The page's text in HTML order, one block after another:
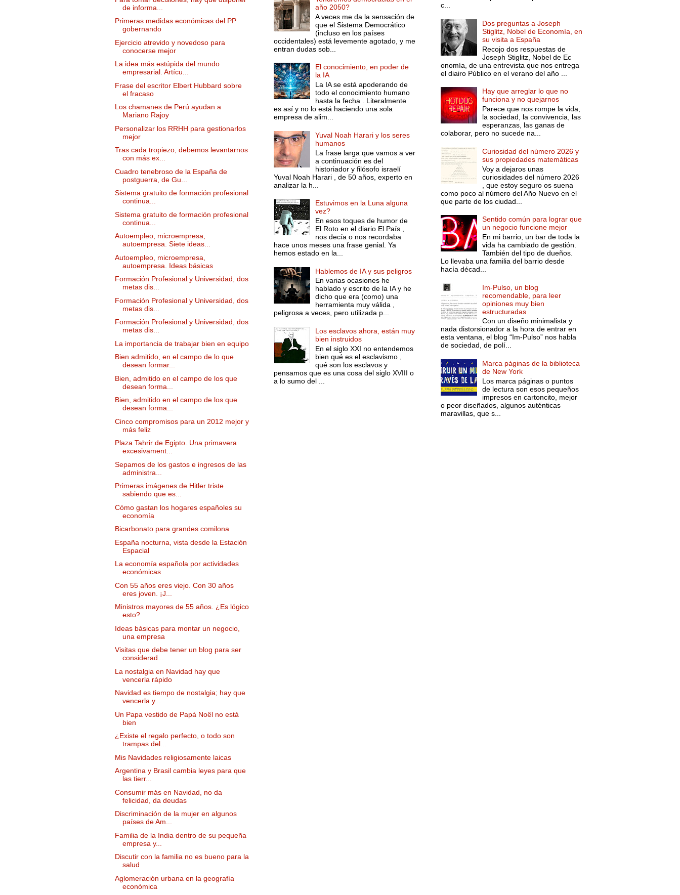
de informa...
Primeras medidas económicas del PP
gobernando
Ejercicio atrevido y novedoso para
conocerse mejor
La idea más estúpida del mundo
empresarial. Artícu...
Frase del escritor Elbert Hubbard sobre
el fracaso
Los chamanes de Perú ayudan a
Mariano Rajoy
Personalizar los RRHH para gestionarlos
mejor
Tras cada tropiezo, debemos levantarnos
con más ex...
Cuadro tenebroso de la España de
postguerra, de Gu...
Sistema gratuito de formación profesional
continua...
Sistema gratuito de formación profesional
continua...
Autoempleo, microempresa,
autoempresa. Siete ideas...
Autoempleo, microempresa,
autoempresa. Ideas básicas
Formación Profesional y Universidad, dos
metas dis...
Formación Profesional y Universidad, dos
metas dis...
Formación Profesional y Universidad, dos
metas dis...
La importancia de trabajar bien en equipo
Bien admitido, en el campo de lo que
desean formar...
Bien, admitido en el campo de los que
desean forma...
Bien, admitido en el campo de los que
desean forma...
Cinco compromisos para un 2012 mejor y
más feliz
Plaza Tahrir de Egipto. Una primavera
excesivament...
Sepamos de los gastos e ingresos de las
administra...
Primeras imágenes de Hitler triste
sabiendo que es...
Cómo gastan los hogares españoles su
economía
Bicarbonato para grandes comilona
España nocturna, vista desde la Estación
Espacial
La economía española por actividades
económicas
Con 55 años eres viejo. Con 30 años
eres joven. ¡J...
Ministros mayores de 55 años. ¿Es lógico
esto?
Ideas básicas para montar un negocio,
una empresa
Visitas que debe tener un blog para ser
considerad...
La nostalgia en Navidad hay que
vencerla rápido
Navidad es tiempo de nostalgia; hay que
vencerla y...
Un Papa vestido de Papá Noël no está
bien
¿Existe el regalo perfecto, o todo son
trampas del...
Mis Navidades religiosamente laicas
Argentina y Brasil cambia leyes para que
las tierr...
Consumir más en Navidad, no da
felicidad, da deudas
Discriminación de la mujer en algunos
países de Am...
Familia de la India dentro de su pequeña
empresa y...
Discutir con la familia no es bueno para la
salud
Aglomeración urbana en la geografía
económica
año 2050?
A veces me da la sensación de
que el Sistema Democrático
(incluso en los países
occidentales) está levemente agotado, y me
entran dudas sob...
El conocimiento, en poder de
la IA
La IA se está apoderando de
todo el conocimiento humano
hasta la fecha . Literalmente
es así y no lo está haciendo una sola
empresa de alim...
Yuval Noah Harari y los seres
humanos
La frase larga que vamos a ver
a continuación es del
historiador y filósofo israelí
Yuval Noah Harari , de 50 años, experto en
analizar la h...
Estuvimos en la Luna alguna
vez?
En esos toques de humor de
El Roto en el diario El País ,
nos decía o nos recordaba
hace unos meses una frase genial. Ya
hemos estado en la...
Hablemos de IA y sus peligros
En varias ocasiones he
hablado y escrito de la IA y he
dicho que era (como) una
herramienta muy válida ,
peligrosa a veces, pero utilizada p...
Los esclavos ahora, están muy
bien instruidos
En el siglo XXI no entendemos
bien qué es el esclavismo ,
qué son los esclavos y
pensamos que es una cosa del siglo XVIII o
a lo sumo del ...
c...
Dos preguntas a Joseph
Stiglitz, Nobel de Economía, en
su visita a España
Recojo dos respuestas de
Joseph Stiglitz, Nobel de Ec
onomía, de una entrevista que nos entrega
el diairo Público en el verano del año ...
Hay que arreglar lo que no
funciona y no quejarnos
Parece que nos rompe la vida,
la sociedad, la convivencia, las
esperanzas, las ganas de
colaborar, pero no sucede na...
Curiosidad del número 2026 y
sus propiedades matemáticas
Voy a dejaros unas
curiosidades del número 2026
, que estoy seguro os suena
como poco al número del Año Nuevo en el
que parte de los ciudad...
Sentido común para lograr que
un negocio funcione mejor
En mi barrio, un bar de toda la
vida ha cambiado de gestión.
También del tipo de dueños.
Lo llevaba una familia del barrio desde
hacía décad...
Im-Pulso, un blog
recomendable, para leer
opiniones muy bien
estructuradas
Con un diseño minimalista y
nada distorsionador a la hora de entrar en
esta ventana, el blog “Im-Pulso” nos habla
de sociedad, de polí...
Marca páginas de la biblioteca
de New York
Los marca páginas o puntos
de lectura son esos pequeños
impresos en cartoncito, mejor
o peor diseñados, algunos auténticas
maravillas, que s...